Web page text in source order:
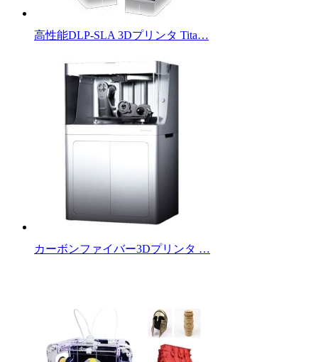
高性能DLP-SLA 3Dプリンタ Tita…
カーボンファイバー3Dプリンタ …